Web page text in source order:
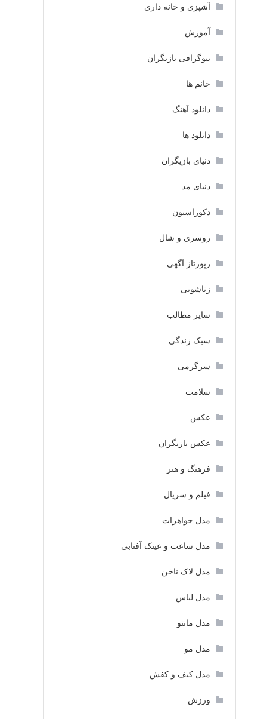
آشپزی و خانه داری
آموزش
بیوگرافی بازیگران
خانم ها
دانلود آهنگ
دانلود ها
دنیای بازیگران
دنیای مد
دکوراسیون
روسری و شال
رپورتاژ آگهی
زناشویی
سایر مطالب
سبک زندگی
سرگرمی
سلامت
عکس
عکس بازیگران
فرهنگ و هنر
فیلم و سریال
مدل جواهرات
مدل ساعت و عینک آفتابی
مدل لاک ناخن
مدل لباس
مدل مانتو
مدل مو
مدل کیف و کفش
ورزش